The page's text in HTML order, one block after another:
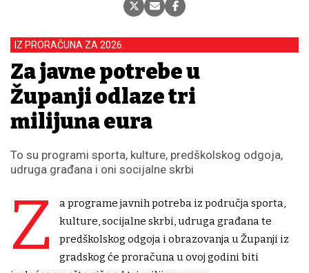
IZ PRORAČUNA ZA 2026.
Za javne potrebe u
Županji odlaze tri
milijuna eura
To su programi sporta, kulture, predškolskog odgoja,
udruga građana i oni socijalne skrbi
Z
a programe javnih potreba iz područja sporta,
kulture, socijalne skrbi, udruga građana te
predškolskog odgoja i obrazovanja u Županji iz
gradskog će proračuna u ovoj godini biti